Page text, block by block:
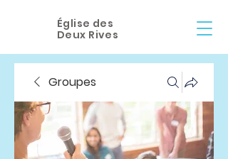
Église des
Deux Rives
Groupes